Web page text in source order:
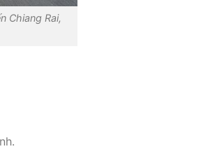
Chiang Rai,